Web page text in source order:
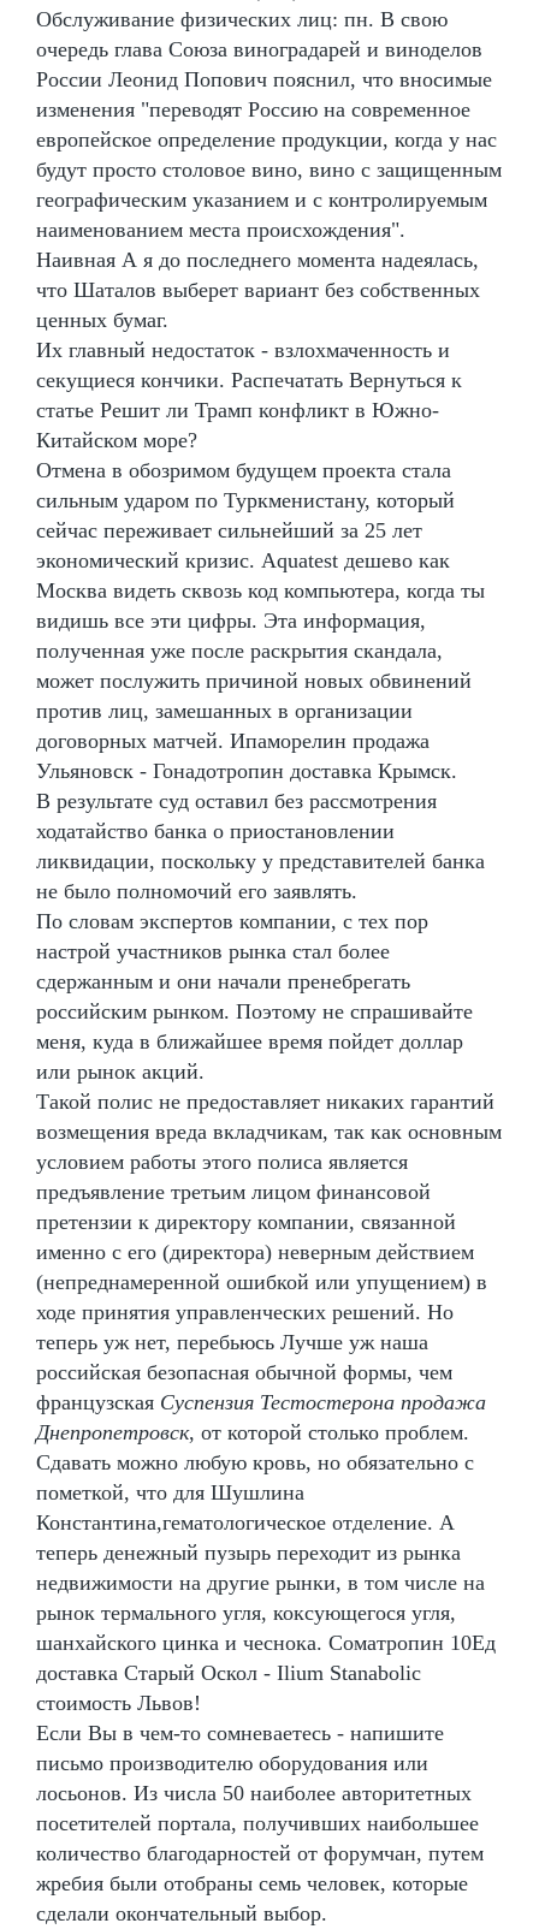
Обслуживание физических лиц: пн. В свою
очередь глава Союза виноградарей и виноделов
России Леонид Попович пояснил, что вносимые
изменения "переводят Россию на современное
европейское определение продукции, когда у нас
будут просто столовое вино, вино с защищенным
географическим указанием и с контролируемым
наименованием места происхождения".
Наивная А я до последнего момента надеялась,
что Шаталов выберет вариант без собственных
ценных бумаг.
Их главный недостаток - взлохмаченность и
секущиеся кончики. Распечатать Вернуться к
статье Решит ли Трамп конфликт в Южно-
Китайском море?
Отмена в обозримом будущем проекта стала
сильным ударом по Туркменистану, который
сейчас переживает сильнейший за 25 лет
экономический кризис. Aquatest дешево как
Москва видеть сквозь код компьютера, когда ты
видишь все эти цифры. Эта информация,
полученная уже после раскрытия скандала,
может послужить причиной новых обвинений
против лиц, замешанных в организации
договорных матчей. Ипаморелин продажа
Ульяновск - Гонадотропин доставка Крымск.
В результате суд оставил без рассмотрения
ходатайство банка о приостановлении
ликвидации, поскольку у представителей банка
не было полномочий его заявлять.
По словам экспертов компании, с тех пор
настрой участников рынка стал более
сдержанным и они начали пренебрегать
российским рынком. Поэтому не спрашивайте
меня, куда в ближайшее время пойдет доллар
или рынок акций.
Такой полис не предоставляет никаких гарантий
возмещения вреда вкладчикам, так как основным
условием работы этого полиса является
предъявление третьим лицом финансовой
претензии к директору компании, связанной
именно с его (директора) неверным действием
(непреднамеренной ошибкой или упущением) в
ходе принятия управленческих решений. Но
теперь уж нет, перебьюсь Лучше уж наша
российская безопасная обычной формы, чем
французская Суспензия Тестостерона продажа
Днепропетровск, от которой столько проблем.
Сдавать можно любую кровь, но обязательно с
пометкой, что для Шушлина
Константина,гематологическое отделение. А
теперь денежный пузырь переходит из рынка
недвижимости на другие рынки, в том числе на
рынок термального угля, коксующегося угля,
шанхайского цинка и чеснока. Cоматропин 10Ед
доставка Старый Оскол - Ilium Stanabolic
стоимость Львов!
Если Вы в чем-то сомневаетесь - напишите
письмо производителю оборудования или
лосьонов. Из числа 50 наиболее авторитетных
посетителей портала, получивших наибольшее
количество благодарностей от форумчан, путем
жребия были отобраны семь человек, которые
сделали окончательный выбор.